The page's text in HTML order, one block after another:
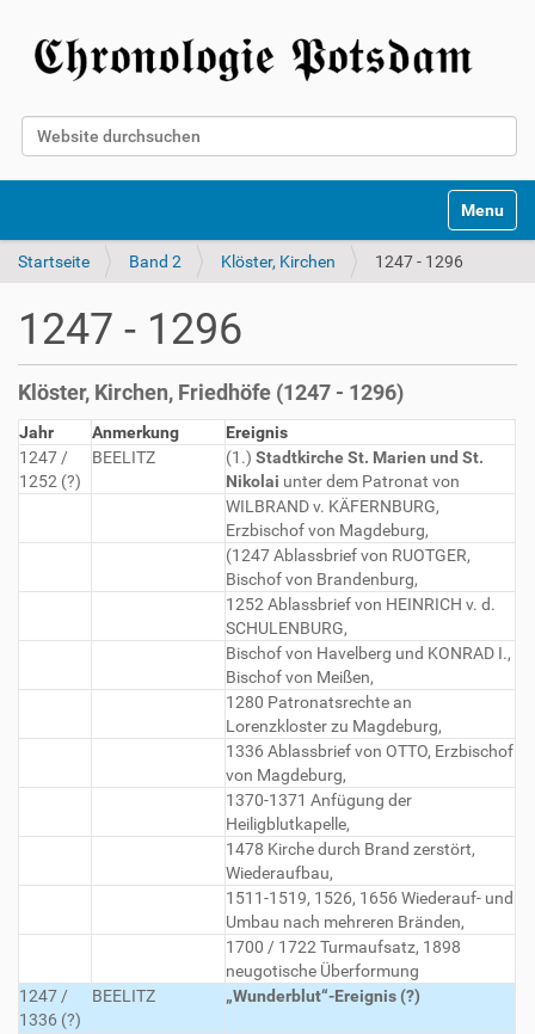
Website durchsuchen
Toggle
Startseite Band 2 Klöster, Kirchen 1247 - 1296
1247 - 1296
Klöster, Kirchen, Friedhöfe (1247 - 1296)
Jahr Anmerkung
Ereignis
1247 /
1252 (?)
BEELITZ (1.) Stadtkirche St. Marien und St.
Nikolai unter dem Patronat von
WILBRAND v. KÄFERNBURG,
Erzbischof von Magdeburg,
(1247 Ablassbrief von RUOTGER,
Bischof von Brandenburg,
1252 Ablassbrief von HEINRICH v. d.
SCHULENBURG,
Bischof von Havelberg und KONRAD I.,
Bischof von Meißen,
1280 Patronatsrechte an
Lorenzkloster zu Magdeburg,
1336 Ablassbrief von OTTO, Erzbischof
von Magdeburg,
1370-1371 Anfügung der
Heiligblutkapelle,
1478 Kirche durch Brand zerstört,
Wiederaufbau,
1511-1519, 1526, 1656 Wiederauf- und
Umbau nach mehreren Bränden,
1700 / 1722 Turmaufsatz, 1898
neugotische Überformung
1247 /
1336 (?)
BEELITZ „Wunderblut“-Ereignis (?)